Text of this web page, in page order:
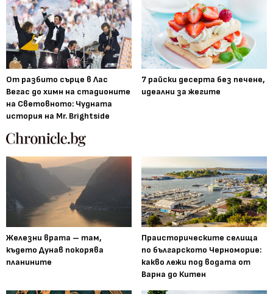
От разбито сърце в Лас
Вегас до химн на стадионите
на Световното: Чудната
история на Mr. Brightside
7 райски десерта без печене,
идеални за жегите
Железни врата – там,
където Дунав покорява
планините
Праисторическите селища
по българското Черноморие:
какво лежи под водата от
Варна до Китен